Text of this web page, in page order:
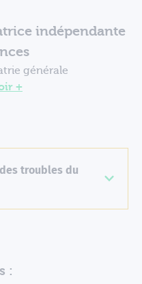
indépendante
générale
+
troubles du
: